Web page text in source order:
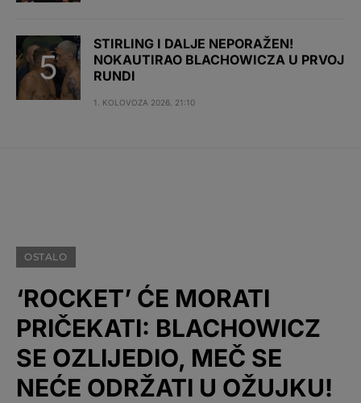
STIRLING I DALJE NEPORAŽEN!
NOKAUTIRAO BLACHOWICZA U PRVOJ
RUNDI
1. KOLOVOZA 2026. 21:10
OSTALO
‘ROCKET’ ĆE MORATI
PRIČEKATI: BLACHOWICZ
SE OZLIJEDIO, MEČ SE
NEĆE ODRŽATI U OŽUJKU!